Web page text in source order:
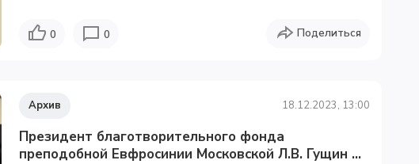
0 0 Поделиться
Архив 18.12.2023, 13:00
Президент благотворительного фонда
преподобной Евфросинии Московской Л.В. Гущин ...